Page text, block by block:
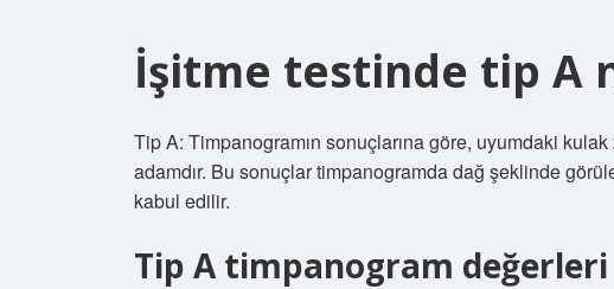
İşitme testinde tip A
Tip A: Timpanogramın sonuçlarına göre, uyumdaki kulak
adamdır. Bu sonuçlar timpanogramda dağ şeklinde
kabul edilir.
Tip A timpanogram